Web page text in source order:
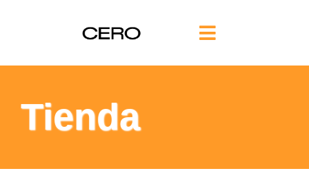
Toggle
Navigation
FILOSOFÍA
Tienda